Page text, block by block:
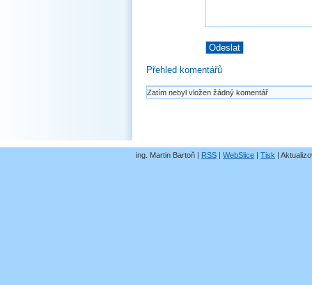
Přehled komentářů
Zatím nebyl vložen žádný komentář
ing. Martin Bartoň | RSS | WebSlice | Tisk |